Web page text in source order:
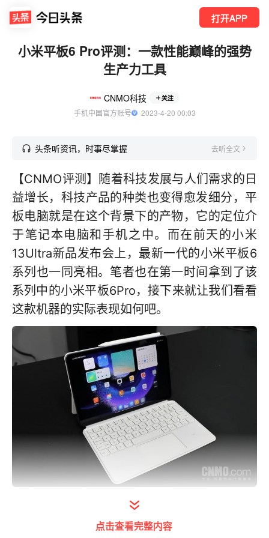
打开APP
小米平板6 Pro评测：一款性能巅峰的强势
生产力工具
CNMO科技 关注
手机中国官方账号
  2023-4-20 00:03
头条听资讯，时事尽掌握 去听全文
【CNMO评测】随着科技发展与人们需求的日
益增长，科技产品的种类也变得愈发细分，平
板电脑就是在这个背景下的产物，它的定位介
于笔记本电脑和手机之中。而在前天的小米
13Ultra新品发布会上，最新一代的小米平板6
系列也一同亮相。笔者也在第一时间拿到了该
系列中的小米平板6Pro，接下来就让我们看看
这款机器的实际表现如何吧。
精致外观搭配高清高刷大屏，娱乐便携两不误
点击查看完整内容